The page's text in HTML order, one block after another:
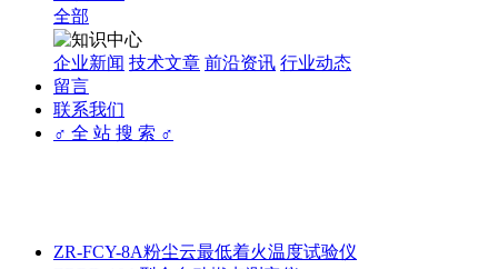
全部
企业新闻 技术文章 前沿资讯 行业动态
留言
联系我们
♂ 全 站 搜 索 ♂
ZR-FCY-8A粉尘云最低着火温度试验仪